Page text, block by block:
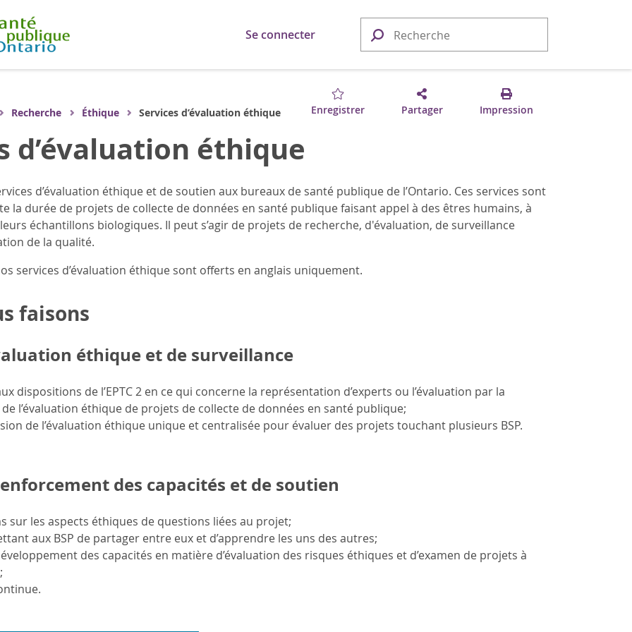
Se connecter
Enregistrer Partager Impression
Recherche Éthique Services d’évaluation éthique
d’évaluation éthique
d’évaluation éthique et de soutien aux bureaux de santé publique de l’Ontario. Ces services sont
la durée de projets de collecte de données en santé publique faisant appel à des êtres humains, à
échantillons biologiques. Il peut s’agir de projets de recherche, d'évaluation, de surveillance
de la qualité.
services d’évaluation éthique sont offerts en anglais uniquement.
faisons
éthique et de surveillance
dispositions de l’EPTC 2 en ce qui concerne la représentation d’experts ou l’évaluation par la
l’évaluation éthique de projets de collecte de données en santé publique;
de l’évaluation éthique unique et centralisée pour évaluer des projets touchant plusieurs BSP.
des capacités et de soutien
sur les aspects éthiques de questions liées au projet;
aux BSP de partager entre eux et d’apprendre les uns des autres;
des capacités en matière d’évaluation des risques éthiques et d’examen de projets à